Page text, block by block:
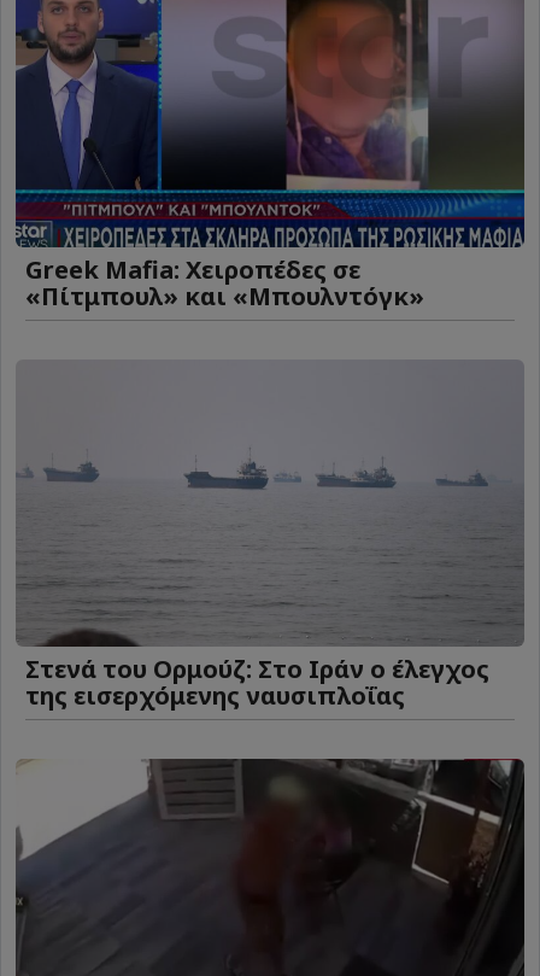
Greek Mafia: Χειροπέδες σε
«Πίτμπουλ» και «Μπουλντόγκ»
Στενά του Ορμούζ: Στο Ιράν ο έλεγχος
της εισερχόμενης ναυσιπλοΐας